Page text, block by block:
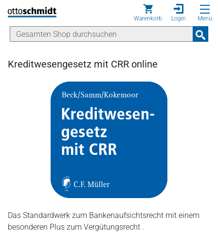
Direkt zum Inhalt
Warenkorb Login Menü
Kreditwesengesetz mit CRR online
Das Standardwerk zum Bankenaufsichtsrecht mit einem
besonderen Plus zum Vergütungsrecht .